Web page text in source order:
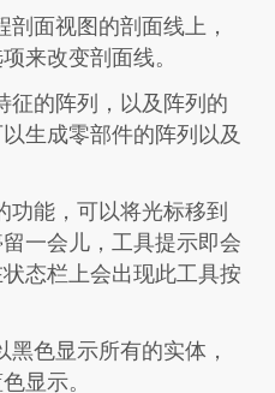
面视图的剖面线上，
来改变剖面线。
征的阵列，以及阵列的
生成零部件的阵列以及
功能，可以将光标移到
一会儿，工具提示即会
态栏上会出现此工具按
色显示所有的实体，
显示。